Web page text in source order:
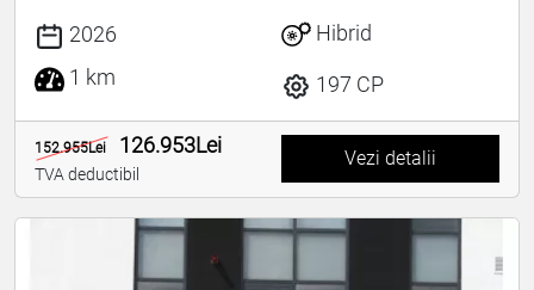
2026
1 km
Hibrid
197 CP
152.955Lei 126.953Lei
TVA deductibil
Vezi detalii